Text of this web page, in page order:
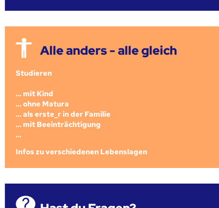
Alle anders - alle gleich
Studieren
... mit Kind
... ohne Matura
... als erste_r in der Familie
... mit Beeinträchtigung
...
Infos zu verschiedenen Lebenslagen